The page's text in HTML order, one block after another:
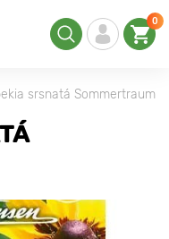
0
srsnatá Sommertraum